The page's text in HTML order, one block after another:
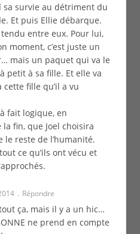
sa survie au détriment du
Et puis Ellie débarque.
tendu entre eux. Pour lui,
moment, c’est juste un
mais un paquet qui va le
petit à sa fille. Et elle va
fille qu’il a vu
fait logique, en
fin, que Joel choisira
le reste de l’humanité.
ce qu’ils ont vécu et
Répondre
tout ça, mais il y a un hic…
ne prend en compte